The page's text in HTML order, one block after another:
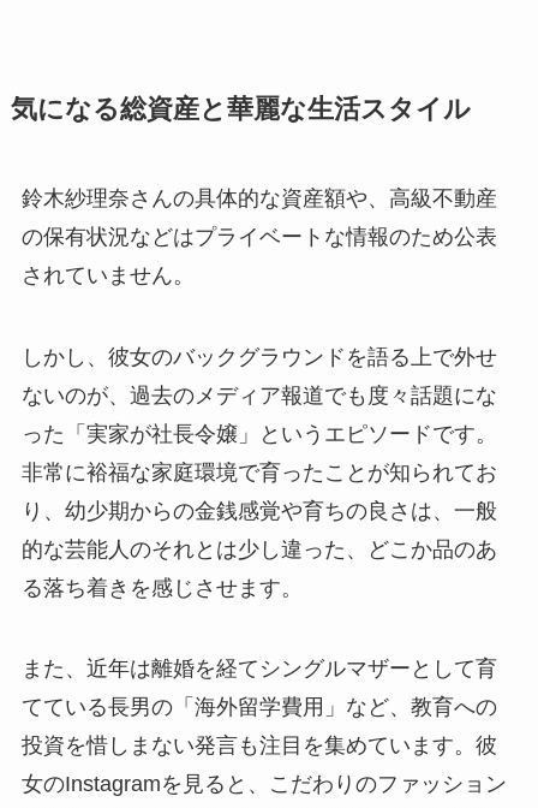
気になる総資産と華麗な生活スタイル
鈴木紗理奈さんの具体的な資産額や、高級不動産
の保有状況などはプライベートな情報のため公表
されていません。
しかし、彼女のバックグラウンドを語る上で外せ
ないのが、過去のメディア報道でも度々話題にな
った「実家が社長令嬢」というエピソードです。
非常に裕福な家庭環境で育ったことが知られてお
り、幼少期からの金銭感覚や育ちの良さは、一般
的な芸能人のそれとは少し違った、どこか品のあ
る落ち着きを感じさせます。
また、近年は離婚を経てシングルマザーとして育
てている長男の「海外留学費用」など、教育への
投資を惜しまない発言も注目を集めています。彼
女のInstagramを見ると、こだわりのファッション